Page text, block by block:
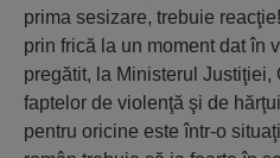
prima sesizare, trebuie
prin frică la un moment dat în
pregătit, la Ministerul
faptelor de violenţă şi de
pentru oricine este într-o